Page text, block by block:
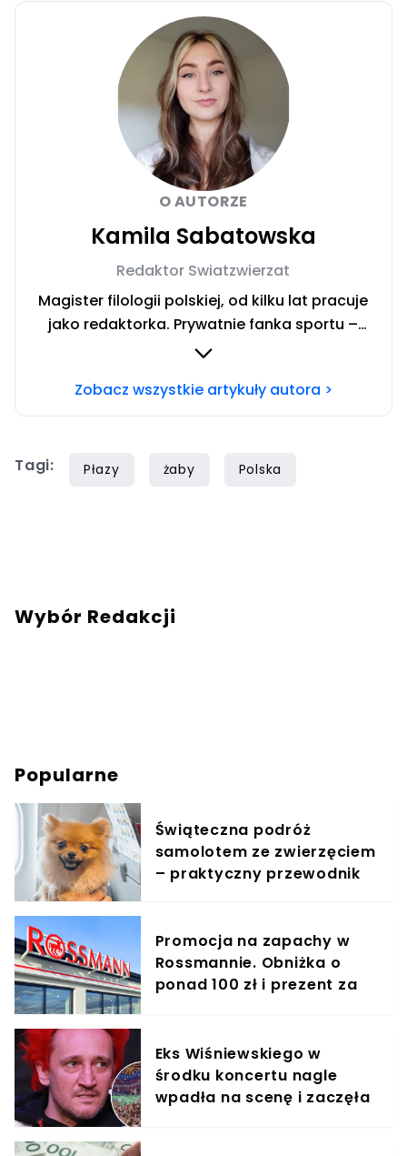
O AUTORZE
Kamila Sabatowska
Redaktor Swiatzwierzat
Magister filologii polskiej, od kilku lat pracuje
jako redaktorka. Prywatnie fanka sportu –
zwłaszcza siatkówki i miłośniczka zwierząt.
ze mną skontaktować?Napisz adresowaną do
Zobacz wszystkie artykuły autora >
Tagi: Płazy żaby Polska
Wybór Redakcji
Popularne
Świąteczna podróż
samolotem ze zwierzęciem
– praktyczny przewodnik
Promocja na zapachy w
Rossmannie. Obniżka o
ponad 100 zł i prezent za
Eks Wiśniewskiego w
środku koncertu nagle
wpadła na scenę i zaczęła